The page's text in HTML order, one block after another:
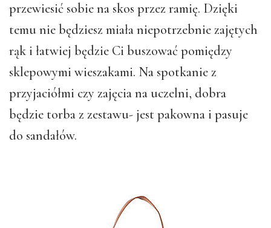
przewiesić sobie na skos przez ramię. Dzięki
temu nie będziesz miała niepotrzebnie zajętych
rąk i łatwiej będzie Ci buszować pomiędzy
sklepowymi wieszakami. Na spotkanie z
przyjaciółmi czy zajęcia na uczelni, dobra
będzie torba z zestawu- jest pakowna i pasuje
do sandałów.